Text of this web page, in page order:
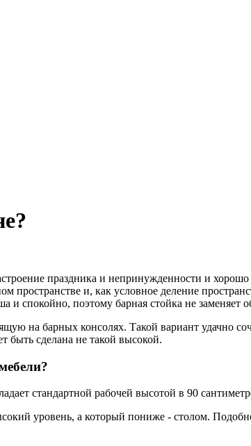
праздника и непринужденности и
и, как условное деление
спокойно, поэтому барная стойка не заменяет
на барных консолях. Такой вариант удачно
быть сделана не такой высокой.
стандартной рабочей высотой в 90
уровень, а который пониже - столом.